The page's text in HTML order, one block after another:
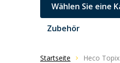
Wählen Sie eine
Zubehör
Startseite Heco